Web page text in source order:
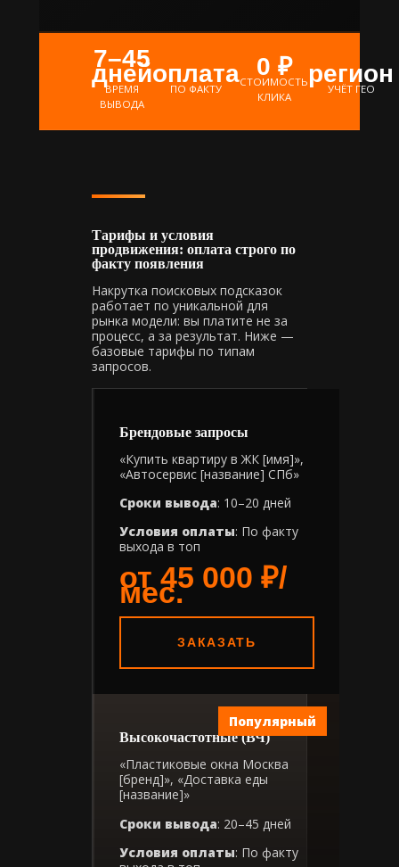
7–45
дней
ВРЕМЯ
ВЫВОДА
оплата
ПО ФАКТУ
0 ₽
СТОИМОСТЬ
КЛИКА
регион
УЧЁТ ГЕО
Тарифы и условия
продвижения: оплата строго по
факту появления
Накрутка поисковых подсказок
работает по уникальной для
рынка модели: вы платите не за
процесс, а за результат. Ниже —
базовые тарифы по типам
запросов.
Брендовые запросы
«Купить квартиру в ЖК [имя]»,
«Автосервис [название] СПб»
Сроки вывода: 10–20 дней
Условия оплаты: По факту
выхода в топ
от 45 000 ₽/
мес.
ЗАКАЗАТЬ
Популярный
Высокочастотные (ВЧ)
«Пластиковые окна Москва
[бренд]», «Доставка еды
[название]»
Сроки вывода: 20–45 дней
Условия оплаты: По факту